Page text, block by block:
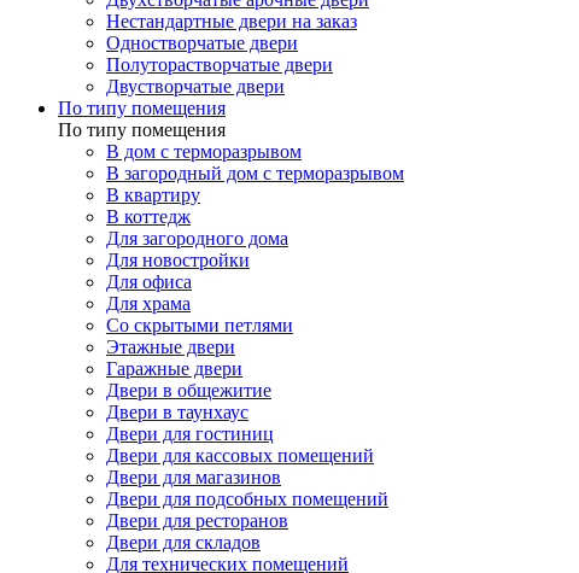
Нестандартные двери на заказ
Одностворчатые двери
Полуторастворчатые двери
Двустворчатые двери
По типу помещения
По типу помещения
В дом с терморазрывом
В загородный дом с терморазрывом
В квартиру
В коттедж
Для загородного дома
Для новостройки
Для офиса
Для храма
Со скрытыми петлями
Этажные двери
Гаражные двери
Двери в общежитие
Двери в таунхаус
Двери для гостиниц
Двери для кассовых помещений
Двери для магазинов
Двери для подсобных помещений
Двери для ресторанов
Двери для складов
Для технических помещений